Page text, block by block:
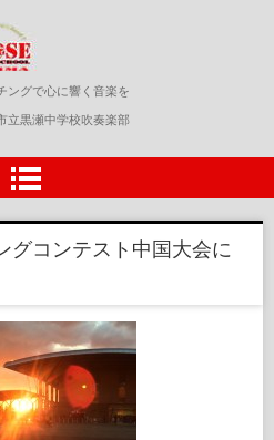
楽部
ングで心に響く音楽を
立黒瀬中学校吹奏楽部
グコンテスト中国大会に